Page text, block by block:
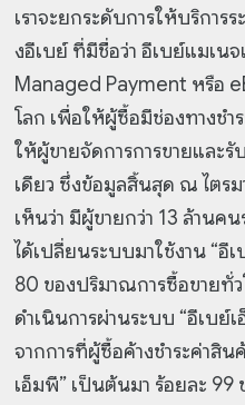
เราจะยกระดับการให้บริการ
งอีเบย์ ที่มีชื่อว่า อีเบย์แมเน
Managed Payment หรือ
โลก เพื่อให้ผู้ซื้อมีช่องทางชำ
ให้ผู้ขายจัดการการขายและรั
เดียว ซึ่งข้อมูลสิ้นสุด ณ ไตร
เห็นว่า มีผู้ขายกว่า 13 ล้านค
ได้เปลี่ยนระบบมาใช้งาน “อี
80 ของปริมาณการซื้อขายทั่
ดำเนินการผ่านระบบ “อีเบ
จากการที่ผู้ซื้อค้างชำระค่าสิ
เอ็มพี” เป็นต้นมา ร้อยละ